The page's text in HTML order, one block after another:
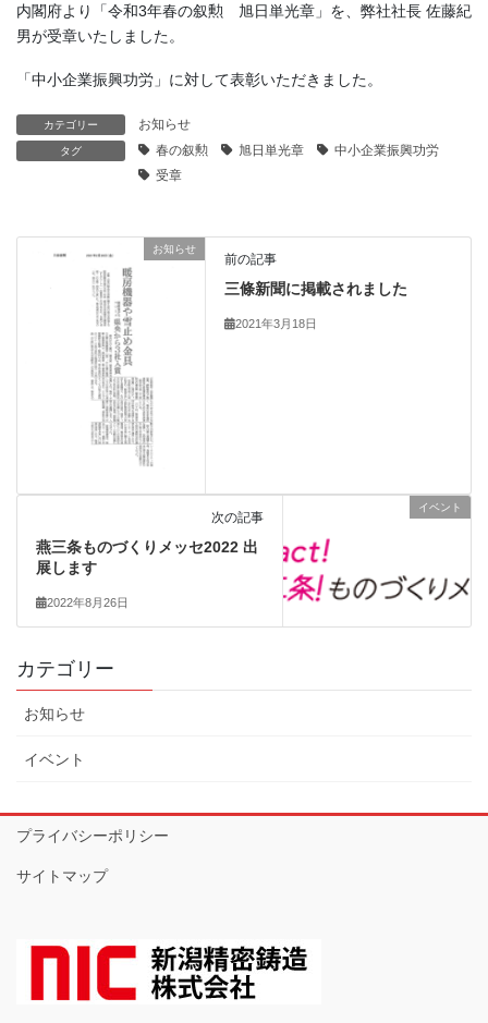
内閣府より「令和3年春の叙勲 旭日単光章」を、弊社社長 佐藤紀
男が受章いたしました。
「中小企業振興功労」に対して表彰いただきました。
カテゴリー お知らせ
タグ 春の叙勲 旭日単光章
中小企業振興功労
受章
お知らせ
前の記事
三條新聞に掲載されました
2021年3月18日
イベント
次の記事
燕三条ものづくりメッセ2022 出
展します
2022年8月26日
カテゴリー
お知らせ
イベント
プライバシーポリシー
サイトマップ